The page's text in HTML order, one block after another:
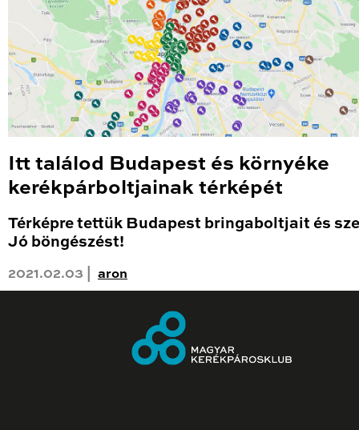
Itt találod Budapest és környéke
kerékpárboltjainak térképét
Térképre tettük Budapest bringaboltjait és
Jó böngészést!
2021.02.03 | aron